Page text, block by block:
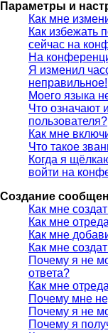
Параметры и
Как мне
Как избежать
сейчас на
На
Я изменил
неправильное!
Моего языка
Что означают
пользователя?
Как мне
Что такое
Когда я
войти на
Создание
Как мне
Как мне
Как мне
Как мне
Почему я не
ответа?
Как мне
Почему мне
Почему я не
Почему я